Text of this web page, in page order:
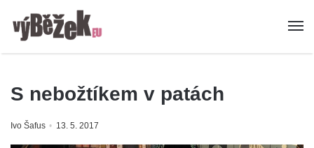
S nebožtíkem v patách
Ivo Šafus 13. 5. 2017